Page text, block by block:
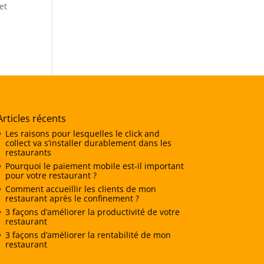
récents
Les raisons pour lesquelles le click and
collect va s’installer durablement dans les
restaurants
Pourquoi le paiement mobile est-il important
pour votre restaurant ?
Comment accueillir les clients de mon
restaurant après le confinement ?
3 façons d’améliorer la productivité de votre
restaurant
3 façons d’améliorer la rentabilité de mon
restaurant